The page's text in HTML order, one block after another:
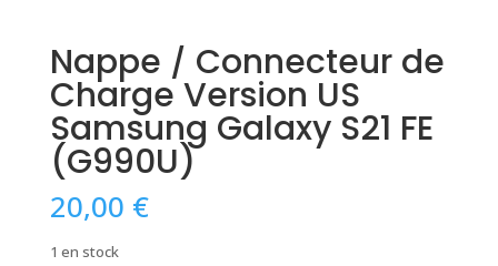
Nappe / Connecteur de
Charge Version US
Samsung Galaxy S21 FE
(G990U)
20,00 €
1 en stock